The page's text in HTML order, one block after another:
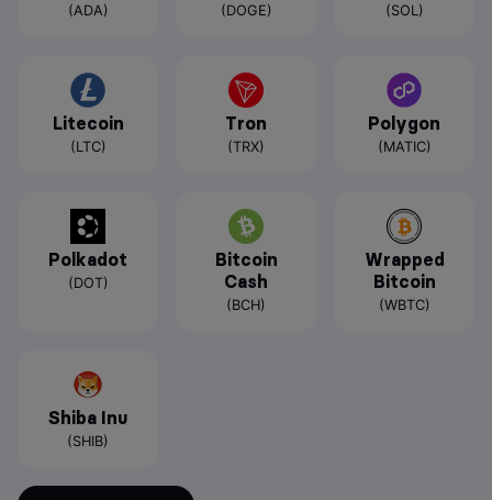
(ADA) (DOGE) (SOL)
Litecoin
(LTC)
Tron
(TRX)
Polygon
(MATIC)
Polkadot
(DOT)
Bitcoin
Cash
(BCH)
Wrapped
Bitcoin
(WBTC)
Shiba Inu
(SHIB)